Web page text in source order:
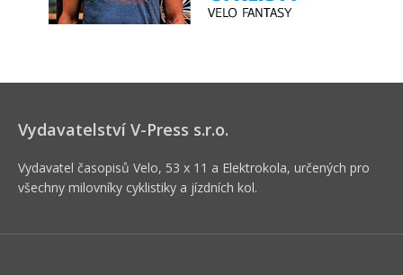
Vydavatelství V-Press s.r.o.
Vydavatel časopisů Velo, 53 x 11 a Elektrokola, určených pro
všechny milovníky cyklistiky a jízdních kol.